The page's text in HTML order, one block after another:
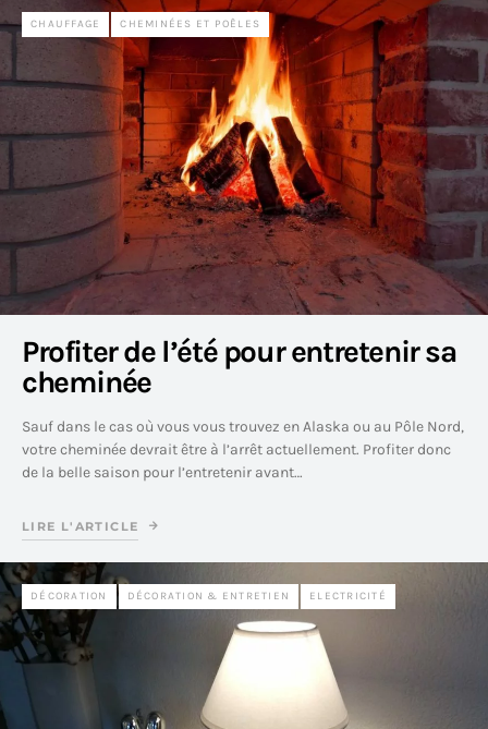
CHAUFFAGE CHEMINÉES ET POÊLES
Profiter de l’été pour entretenir sa
cheminée
Sauf dans le cas où vous vous trouvez en Alaska ou au Pôle Nord,
votre cheminée devrait être à l’arrêt actuellement. Profiter donc
de la belle saison pour l’entretenir avant…
LIRE L'ARTICLE
DÉCORATION DÉCORATION & ENTRETIEN ELECTRICITÉ